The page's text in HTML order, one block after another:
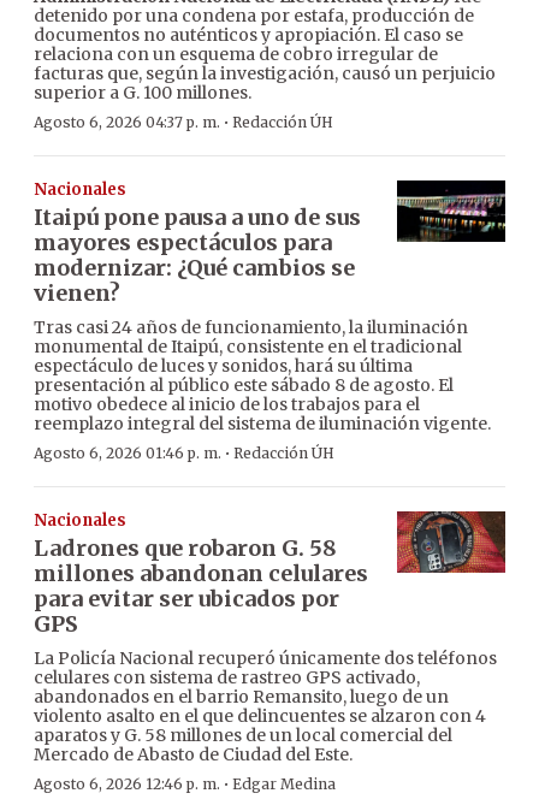
detenido por una condena por estafa, producción de
documentos no auténticos y apropiación. El caso se
relaciona con un esquema de cobro irregular de
facturas que, según la investigación, causó un perjuicio
superior a G. 100 millones.
Agosto 6, 2026 04:37 p. m. · Redacción ÚH
Nacionales
Itaipú pone pausa a uno de sus
mayores espectáculos para
modernizar: ¿Qué cambios se
vienen?
Tras casi 24 años de funcionamiento, la iluminación
monumental de Itaipú, consistente en el tradicional
espectáculo de luces y sonidos, hará su última
presentación al público este sábado 8 de agosto. El
motivo obedece al inicio de los trabajos para el
reemplazo integral del sistema de iluminación vigente.
Agosto 6, 2026 01:46 p. m. · Redacción ÚH
Nacionales
Ladrones que robaron G. 58
millones abandonan celulares
para evitar ser ubicados por
GPS
La Policía Nacional recuperó únicamente dos teléfonos
celulares con sistema de rastreo GPS activado,
abandonados en el barrio Remansito, luego de un
violento asalto en el que delincuentes se alzaron con 4
aparatos y G. 58 millones de un local comercial del
Mercado de Abasto de Ciudad del Este.
Agosto 6, 2026 12:46 p. m. · Edgar Medina